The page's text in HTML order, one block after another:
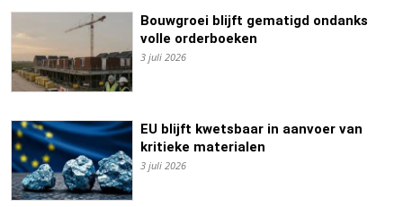
Bouwgroei blijft gematigd ondanks
volle orderboeken
3 juli 2026
EU blijft kwetsbaar in aanvoer van
kritieke materialen
3 juli 2026